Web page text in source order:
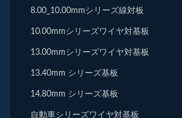
8.00_10.00mmシリーズ線対板
10.00mmシリーズワイヤ対基板
13.00mmシリーズワイヤ対基板
13.40mm シリーズ基板
14.80mm シリーズ基板
自動車シリーズワイヤ対基板